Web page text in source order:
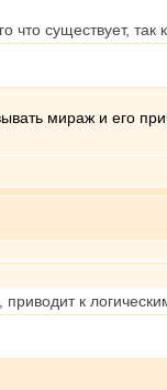
существует, так
мираж и его
к